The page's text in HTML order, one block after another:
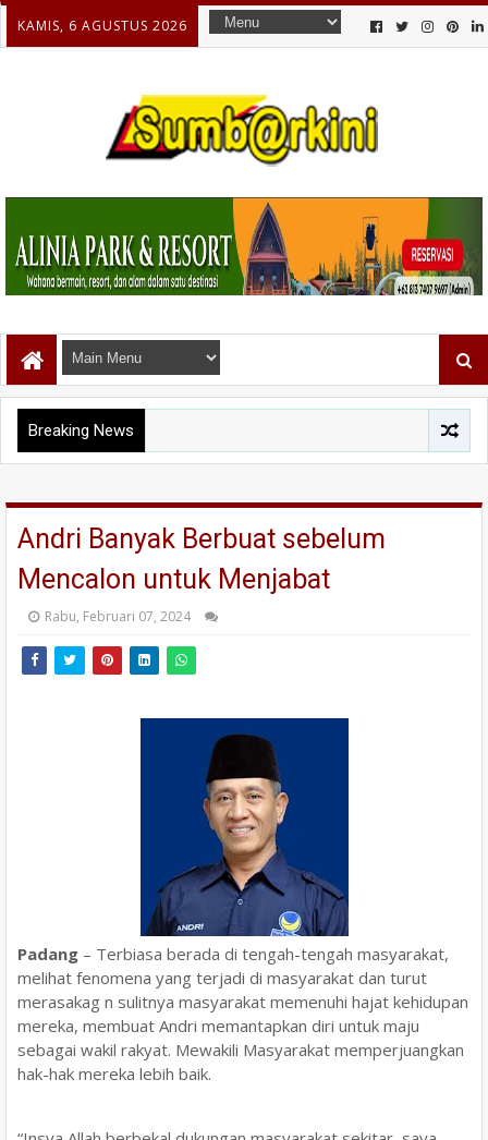
KAMIS, 6 AGUSTUS 2026
Breaking News
Andri Banyak Berbuat sebelum
Mencalon untuk Menjabat
Rabu, Februari 07, 2024
Padang – Terbiasa berada di tengah-tengah masyarakat,
melihat fenomena yang terjadi di masyarakat dan turut
merasakag n sulitnya masyarakat memenuhi hajat kehidupan
mereka, membuat Andri memantapkan diri untuk maju
sebagai wakil rakyat. Mewakili Masyarakat memperjuangkan
hak-hak mereka lebih baik.